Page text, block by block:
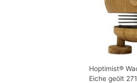
Hoptimist®
Eiche geölt